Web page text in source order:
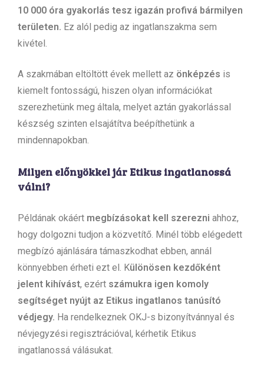
10 000 óra gyakorlás tesz igazán profivá bármilyen
területen. Ez alól pedig az ingatlanszakma sem
kivétel.
A szakmában eltöltött évek mellett az önképzés is
kiemelt fontosságú, hiszen olyan információkat
szerezhetünk meg általa, melyet aztán gyakorlással
készség szinten elsajátítva beépíthetünk a
mindennapokban.
Milyen előnyökkel jár Etikus ingatlanossá
válni?
Példának okáért megbízásokat kell szerezni ahhoz,
hogy dolgozni tudjon a közvetítő. Minél több elégedett
megbízó ajánlására támaszkodhat ebben, annál
könnyebben érheti ezt el. Különösen kezdőként
jelent kihívást, ezért számukra igen komoly
segítséget nyújt az Etikus ingatlanos tanúsító
védjegy. Ha rendelkeznek OKJ-s bizonyítvánnyal és
névjegyzési regisztrációval, kérhetik Etikus
ingatlanossá válásukat.